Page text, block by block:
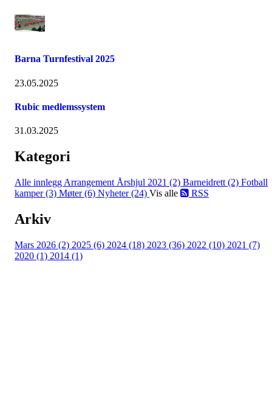
Barna Turnfestival 2025
23.05.2025
Rubic medlemssystem
31.03.2025
Kategori
Alle innlegg Arrangement Årshjul 2021 (2) Barneidrett (2) Fotball
kamper (3) Møter (6) Nyheter (24) Vis alle RSS
Arkiv
Mars 2026 (2) 2025 (6) 2024 (18) 2023 (36) 2022 (10) 2021 (7)
2020 (1) 2014 (1)